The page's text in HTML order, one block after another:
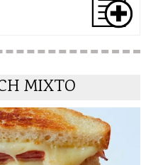
MIXTO